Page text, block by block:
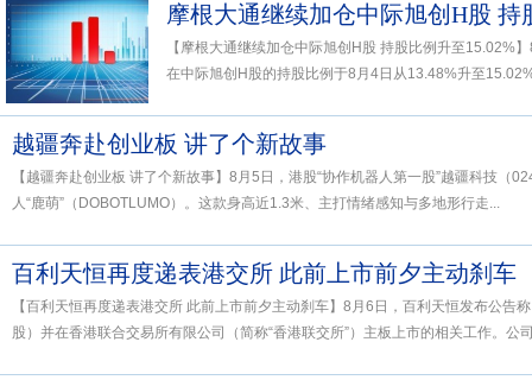
摩根大通继续加仓中际旭创H股 持
【摩根大通继续加仓中际旭创H股 持股比例升至15.02%
在中际旭创H股的持股比例于8月4日从13.48%升至
越疆奔赴创业板 讲了个新故事
【越疆奔赴创业板 讲了个新故事】8月5日，港股“协作机器人第一股”越疆科技（
人“鹿萌”（DOBOTLUMO）。这款身高近1.3米、主打情绪感知与多地形行走...
百利天恒再度递表港交所 此前上市前夕主动刹车
【百利天恒再度递表港交所 此前上市前夕主动刹车】8月6日，百利天恒发布公告
股）并在香港联合交易所有限公司（简称“香港联交所”）主板上市的相关工作。公